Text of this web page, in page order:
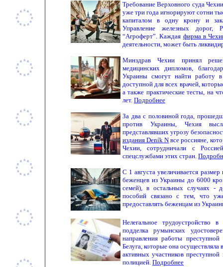
Требование Верховного суда
уже три года игнорируют сотни
капиталом в одну крону и
Управление железных дорог,
“Агроферт”. Каждая фирма в
деятельности, может быть
Минздрав Чехии принял
медицинских дипломов,
Украины смогут найти работу
доступной для всех врачей,
а также практические тесты, на
лет. Подробнее
За два с половиной года,
против Украины, Чехия
представлявших угрозу
издания Deník N все россияне,
Чехии, сотрудничали с
спецслужбами этих стран.
С 1 августа увеличивается
беженцев из Украины до 6000
семей), в остальных случаях -
пособий связано с тем, что
предоставлять беженцам из
Нелегальное
подделка румынских
направления работы
Белуга, которые она
активных участников
полицией. Подробнее